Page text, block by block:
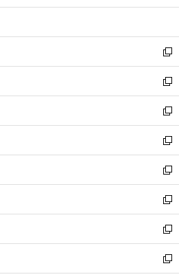
開
ウ
開
く
ン
ウ
で
開
く
ウ
ン
ド
ウ
で
開
く
新
し
い
ウ
ィ
ン
ド
ウ
で
開
く
新
し
い
ウ
ィ
ン
ド
ウ
で
開
く
新
し
い
ウ
ィ
ン
ド
ウ
で
開
く
新
し
い
ウ
ィ
ン
ド
ウ
で
開
新
し
い
ウ
ィ
ン
ド
ウ
新
し
い
ウ
ィ
ン
新
し
い
ウ
新
し